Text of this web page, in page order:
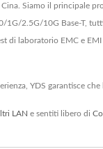
Siamo il principale
2.5G/10G Base-T,
di laboratorio EMC e
YDS garantisce che
LAN e sentiti libero di